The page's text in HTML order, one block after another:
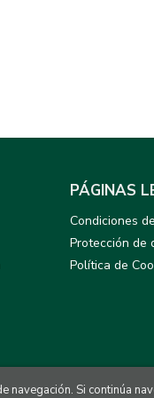
PÁGINAS
Condiciones
Protección de
Política de
navegación. Si continúa